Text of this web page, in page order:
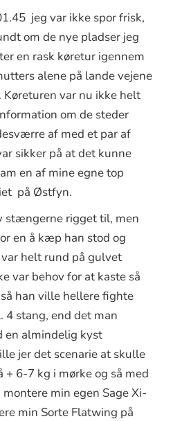
jeg var ikke spor frisk,
om de nye pladser jeg
en rask køretur igennem
alene på lande vejene
var nu ikke helt
om de steder
af med et par af
sikker på at det kunne
en af mine egne top
på Østfyn.
stængerne rigget til, men
en å kæp han stod og
var helt rund på gulvet
var behov for at kaste så
han ville hellere fighte
4 stang, end det man
en almindelig kyst
jer det scenarie at skulle
6-7 kg i mørke og så med
min egen Sage Xi-
min Sorte Flatwing på